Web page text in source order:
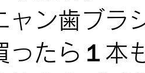
ャン歯ブラ
ったら１本